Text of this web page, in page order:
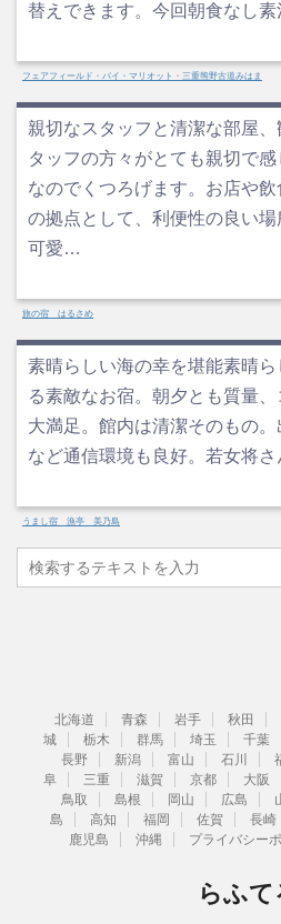
替えできます。今回朝食なし
フェアフィールド・バイ・マリオット・三重熊野古道みはま
親切なスタッフと清潔な部屋
タッフの方々がとても親切で
なのでくつろげます。お店や
の拠点として、利便性の良い
可愛…
旅の宿 はるさめ
素晴らしい海の幸を堪能素晴
る素敵なお宿。朝夕とも質量
大満足。館内は清潔そのもの
など通信環境も良好。若女将
うまし宿 漁亭 美乃島
北海道 青森 岩手 秋田
城
栃木 群馬 埼玉 千葉
長野
新潟 富山 石川
阜
三重 滋賀 京都 大阪
鳥取
島根 岡山 広島
島
高知 福岡 佐賀 長崎
鹿児島
沖縄 プライバシー
らふて